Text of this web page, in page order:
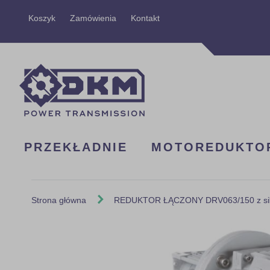
Koszyk Zamówienia KontaktPrzejdź
PRZEKŁADNIE
Strona główna REDUKTOR ŁĄCZONY DRV063/150 z